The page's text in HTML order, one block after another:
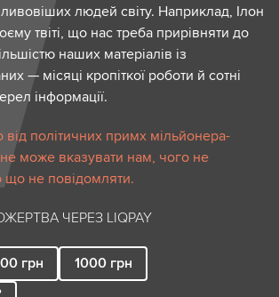
людей світу. Наприклад, Ілон
твіті, що нас треба прирівняти до
наших матеріалів із
— місяці кропіткої роботи й сотні
інформації.
політичних примх мільйонера-
може вказувати нам, чого не
що не повідомляти.
ЧЕРЕЗ LIQPAY
грн 1000 грн